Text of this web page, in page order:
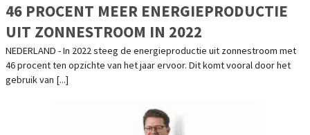
46 PROCENT MEER ENERGIEPRODUCTIE
UIT ZONNESTROOM IN 2022
NEDERLAND - In 2022 steeg de energieproductie uit zonnestroom met
46 procent ten opzichte van het jaar ervoor. Dit komt vooral door het
gebruik van [...]